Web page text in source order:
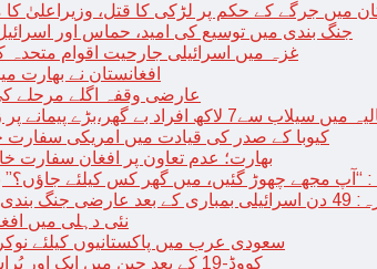
میں جرگے کے حکم پر لڑکی کا قتل، وزیراعلیٰ
جنگ بندی میں توسیع کی امید، حماس اور
غزہ میں اسرائیلی جارحیت اقوام
افغانستان نے بھارت
عارضی وقفہ اگلے مرحلے
لاکھ افراد بے گھر،بڑے پیمانے پر زرعی زمین تباہ، پل بھی بہہ گئے
کیوبا کے صدر کی قیادت میں امریکی سفارت
بھارت؛ عدم تعاون پر افغان سفارت
“آپ مجھے چھوڑ گئیں، میں گھر کس کیلئے جاؤں؟”
جنگ بندی، فلسطینیوں کی اپنے گھر واپسی
نئی دہلی میں
سعودی عرب میں پاکستانیوں کیلئے
کووڈ-19 کے بعد چین میں ایک اور پُراسرار قسم کی بیماری پھیلنے لگی